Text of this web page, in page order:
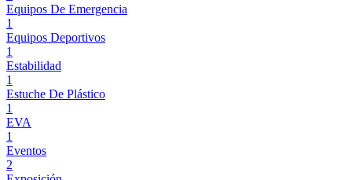
Equipos De Emergencia
1
Equipos Deportivos
1
Estabilidad
1
Estuche De Plástico
1
EVA
1
Eventos
2